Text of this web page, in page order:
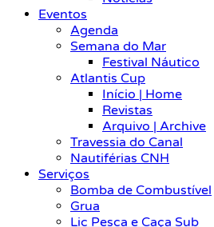
Eventos
Agenda
Semana do Mar
Festival Náutico
Atlantis Cup
Início | Home
Revistas
Arquivo | Archive
Travessia do Canal
Nautiférias CNH
Serviços
Bomba de Combustível
Grua
Lic Pesca e Caça Sub